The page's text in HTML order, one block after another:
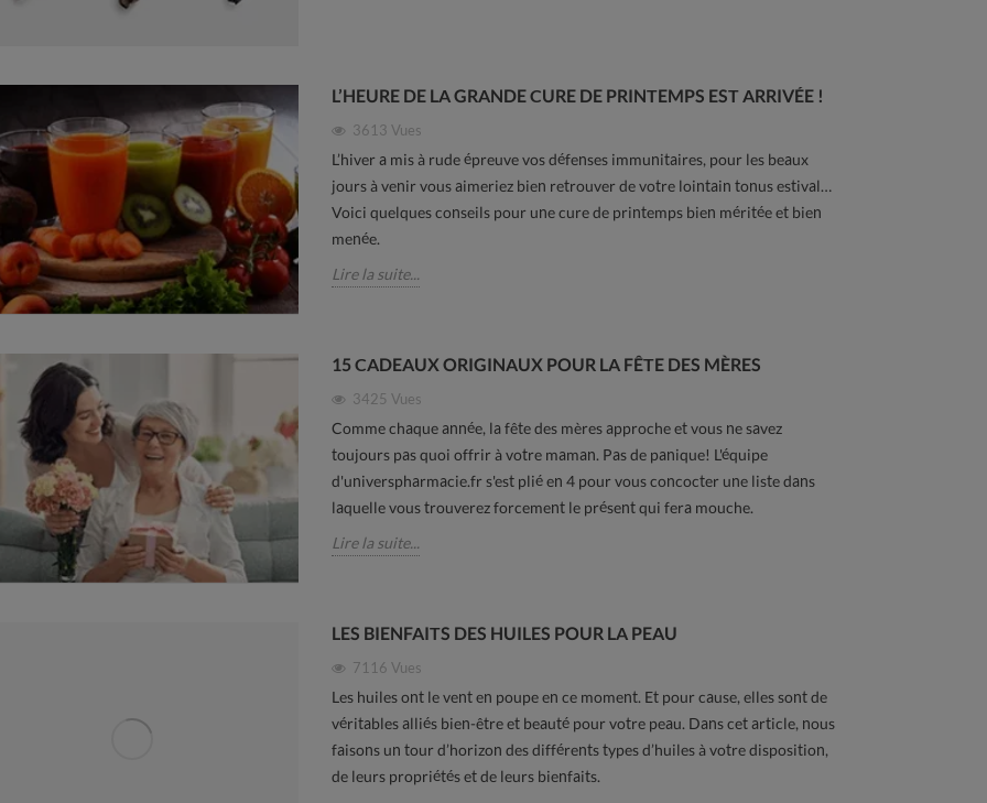
L’HEURE DE LA GRANDE CURE DE PRINTEMPS EST ARRIVÉE !
3613Vues
L’hiver a mis à rude épreuve vos défenses immunitaires, pour les beaux
jours à venir vous aimeriez bien retrouver de votre lointain tonus estival…
Voici quelques conseils pour une cure de printemps bien méritée et bien
menée.
Lire la suite...
15 CADEAUX ORIGINAUX POUR LA FÊTE DES MÈRES
3425Vues
Comme chaque année, la fête des mères approche et vous ne savez
toujours pas quoi offrir à votre maman. Pas de panique! L'équipe
d'universpharmacie.fr s'est plié en 4 pour vous concocter une liste dans
laquelle vous trouverez forcement le présent qui fera mouche.
Lire la suite...
LES BIENFAITS DES HUILES POUR LA PEAU
7116Vues
Les huiles ont le vent en poupe en ce moment. Et pour cause, elles sont de
véritables alliés bien-être et beauté pour votre peau. Dans cet article, nous
faisons un tour d’horizon des différents types d’huiles à votre disposition,
de leurs propriétés et de leurs bienfaits.